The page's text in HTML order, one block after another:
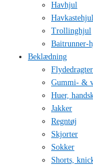
Havhjul
Havkastehjul
Trollinghjul
Baitrunner-
Beklædning
Gummi- &
Huer,
Jakker
Regntøj
Skjorter
Sokker
Shorts,